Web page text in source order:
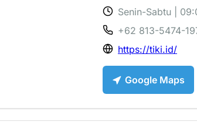
Senin-Sabtu |
+62 813-5474-
https://tiki.id/
Google Maps